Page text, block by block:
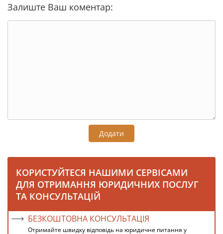
Залиште Ваш коментар:
Додати
КОРИСТУЙТЕСЯ НАШИМИ СЕРВІСАМИ
ДЛЯ ОТРИМАННЯ ЮРИДИЧНИХ ПОСЛУГ
ТА КОНСУЛЬТАЦІЙ
БЕЗКОШТОВНА КОНСУЛЬТАЦІЯ
Отримайте швидку відповідь на юридичне питання у